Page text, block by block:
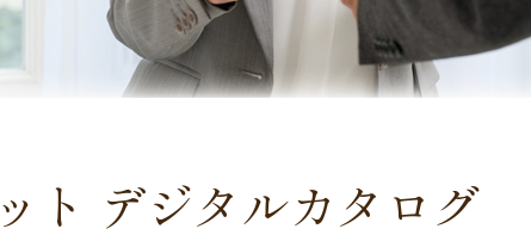
ト デジタルカタログ